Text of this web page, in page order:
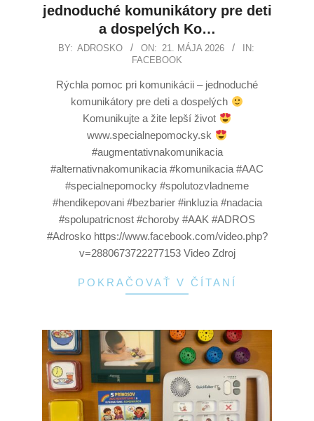
jednoduché komunikátory pre deti
a dospelých Ko…
BY: ADROSKO ON: 21. MÁJA 2026
IN:
FACEBOOK
Rýchla pomoc pri komunikácii – jednoduché
komunikátory pre deti a dospelých
Komunikujte a žite lepší život
www.specialnepomocky.sk
#augmentativnakomunikacia
#alternativnakomunikacia #komunikacia #AAC
#specialnepomocky #spolutozvladneme
#hendikepovani #bezbarier #inkluzia #nadacia
#spolupatricnost #choroby #AAK #ADROS
#Adrosko https://www.facebook.com/video.php?
v=2880673722277153 Video Zdroj
POKRAČOVAŤ V ČÍTANÍ